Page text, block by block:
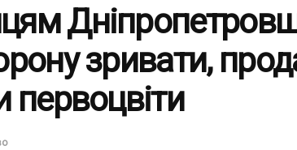
зривати,
первоцвіти